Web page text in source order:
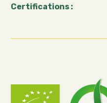
Certifications :